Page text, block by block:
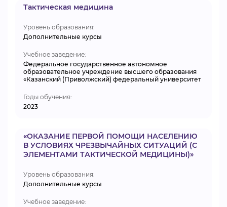
Тактическая медицина
Уровень образования:
Дополнительные курсы
Учебное заведение:
Федеральное государственное автономное
образовательное учреждение высшего образования
«Казанский (Приволжский) федеральный университет
Годы обучения:
2023
«ОКАЗАНИЕ ПЕРВОЙ ПОМОЩИ НАСЕЛЕНИЮ
В УСЛОВИЯХ ЧРЕЗВЫЧАЙНЫХ СИТУАЦИЙ (С
ЭЛЕМЕНТАМИ ТАКТИЧЕСКОЙ МЕДИЦИНЫ)»
Уровень образования:
Дополнительные курсы
Учебное заведение: